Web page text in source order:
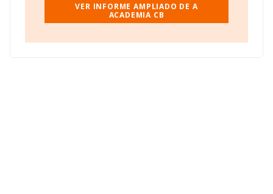
VER INFORME AMPLIADO DE A
ACADEMIA CB